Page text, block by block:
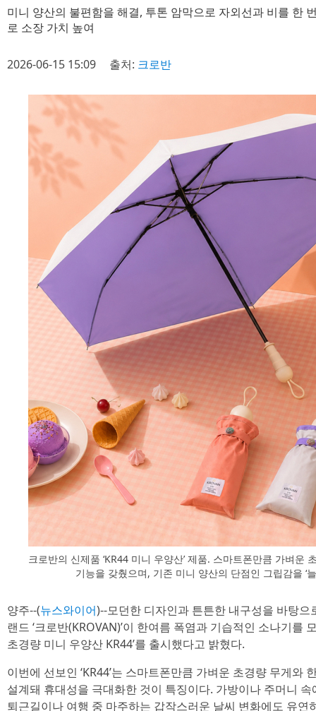
미니 양산의 불편함을 해결, 투톤 암막으로 자외선과 비를 한
로 소장 가치 높여
2026-06-15 15:09 출처: 크로반
크로반의 신제품 ‘KR44 미니 우양산’ 제품. 스마트폰만큼 가벼운
기능을 갖췄으며, 기존 미니 양산의 단점인 그립감을 ‘
양주--(뉴스와이어)--모던한 디자인과 튼튼한 내구성을 바탕
랜드 ‘크로반(KROVAN)’이 한여름 폭염과 기습적인 소나기를
초경량 미니 우양산 KR44’를 출시했다고 밝혔다.
이번에 선보인 ‘KR44’는 스마트폰만큼 가벼운 초경량 무게와
설계돼 휴대성을 극대화한 것이 특징이다. 가방이나 주머니
퇴근길이나 여행 중 마주하는 갑작스러운 날씨 변화에도 유연